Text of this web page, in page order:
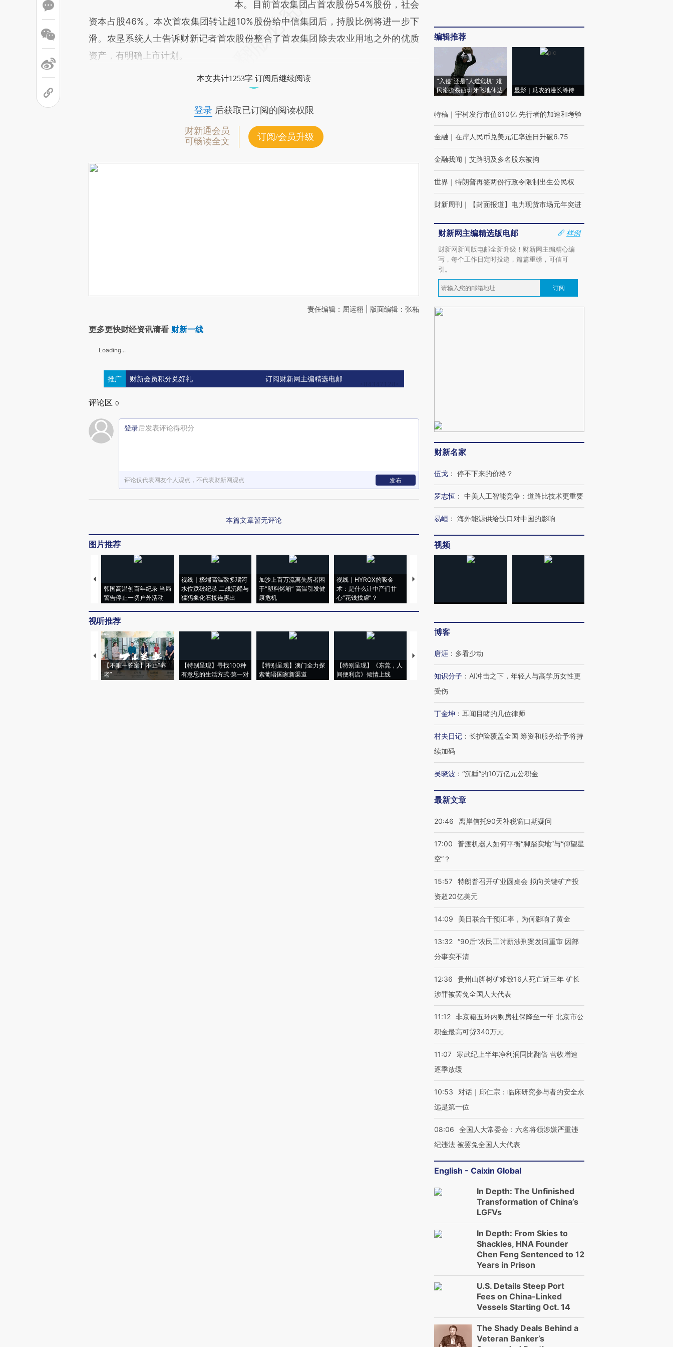
本。目前首农集团占首农股份54%股份，社会
资本占股46%。本次首农集团转让超10%股份给中信集团后，持股比例将进一步下
滑。农垦系统人士告诉财新记者首农股份整合了首农集团除去农业用地之外的优质
资产，有明确上市计划。
本文共计1253字 订阅后继续阅读
登录后获取已订阅的阅读权限
财新通会员
可畅读全文
订阅/会员升级
责任编辑：屈运栩 | 版面编辑：张柘
更多更快财经资讯请看 财新一线
Loading...
推广 财新会员积分兑好礼 订阅财新网主编精选电邮
评论区 0
登录后发表评论得积分
评论仅代表网友个人观点，不代表财新网观点 发布
本篇文章暂无评论
图片推荐
韩国高温创百年纪录 当局
警告停止一切户外活动
视线｜极端高温致多瑙河
水位跌破纪录 二战沉船与
猛犸象化石接连露出
加沙上百万流离失所者困
于“塑料烤箱” 高温引发健
康危机
视线｜HYROX的吸金
术：是什么让中产们甘
心“花钱找虐”？
马航飞行员跨国走私7万
视听推荐
【不唯一答案】不止“养
老”
【特别呈现】寻找100种
有意思的生活方式·第一对
【特别呈现】澳门全力探
索葡语国家新渠道
【特别呈现】《东莞，人
间便利店》倾情上线
【推广】走进第四届链博
会，让数智科技“链”接产
【特别呈现】寻找100种
有意思的生活方式·第三对
CFO：不靠规模取胜，华
住三大增长引擎是什么？
编辑推荐
“入侵”还是“人道危机” 难
民潮撕裂西班牙飞地休达
显影｜瓜农的漫长等待
特稿 ｜ 宇树发行市值610亿 先行者的加速和考验
金融 ｜ 在岸人民币兑美元汇率连日升破6.75
金融我闻 ｜ 艾路明及多名股东被拘
世界 ｜ 特朗普再签两份行政令限制出生公民权
财新周刊 ｜ 【封面报道】电力现货市场元年突进
财新网主编精选版电邮
样例
财新网新闻版电邮全新升级！财新网主编精心编
写，每个工作日定时投递，篇篇重磅，可信可
引。
订阅
财新名家
伍戈 ： 停不下来的价格？
罗志恒 ： 中美人工智能竞争：道路比技术更重要
易峘 ： 海外能源供给缺口对中国的影响
视频
博客
唐涯 ： 多看少动
知识分子 ： AI冲击之下，年轻人与高学历女性更
受伤
丁金坤 ： 耳闻目睹的几位律师
村夫日记 ： 长护险覆盖全国 筹资和服务给予将持
续加码
吴晓波 ： “沉睡”的10万亿元公积金
最新文章
20:46 离岸信托90天补税窗口期疑问
17:00
普渡机器人如何平衡“脚踏实地”与“仰望星
空”？
15:57 特朗普召开矿业圆桌会 拟向关键矿产投
资超20亿美元
14:09 美日联合干预汇率，为何影响了黄金
13:32 “90后”农民工讨薪涉刑案发回重审 因部
分事实不清
12:36
贵州山脚树矿难致16人死亡近三年 矿长
涉罪被罢免全国人大代表
11:12 非京籍五环内购房社保降至一年 北京市公
积金最高可贷340万元
11:07
寒武纪上半年净利润同比翻倍 营收增速
逐季放缓
10:53
对话｜邱仁宗：临床研究参与者的安全永
远是第一位
08:06
全国人大常委会：六名将领涉嫌严重违
纪违法 被罢免全国人大代表
English - Caixin Global
In Depth: The Unfinished
Transformation of China’s
LGFVs
In Depth: From Skies to
Shackles, HNA Founder
Chen Feng Sentenced to 12
Years in Prison
U.S. Details Steep Port
Fees on China-Linked
Vessels Starting Oct. 14
The Shady Deals Behind a
Veteran Banker’s